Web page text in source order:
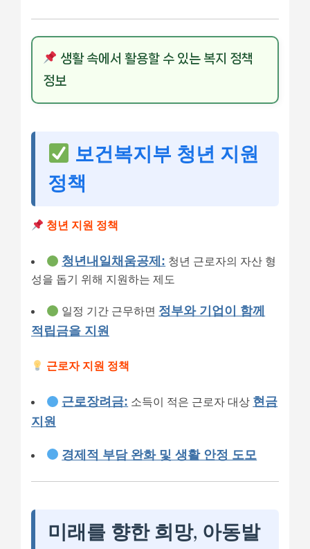
생활 속에서 활용할 수 있는 복지 정책
정보
보건복지부 청년 지원
정책
청년 지원 정책
청년내일채움공제: 청년 근로자의 자산 형
성을 돕기 위해 지원하는 제도
일정 기간 근무하면 정부와 기업이 함께
적립금을 지원
근로자 지원 정책
근로장려금: 소득이 적은 근로자 대상 현금
지원
경제적 부담 완화 및 생활 안정 도모
미래를 향한 희망, 아동발